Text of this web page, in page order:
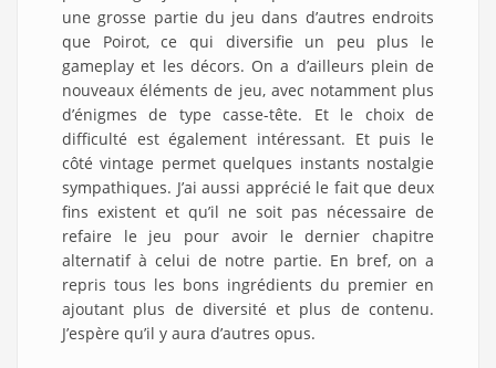
une grosse partie du jeu dans d’autres endroits
que Poirot, ce qui diversifie un peu plus le
gameplay et les décors. On a d’ailleurs plein de
nouveaux éléments de jeu, avec notamment plus
d’énigmes de type casse-tête. Et le choix de
difficulté est également intéressant. Et puis le
côté vintage permet quelques instants nostalgie
sympathiques. J’ai aussi apprécié le fait que deux
fins existent et qu’il ne soit pas nécessaire de
refaire le jeu pour avoir le dernier chapitre
alternatif à celui de notre partie. En bref, on a
repris tous les bons ingrédients du premier en
ajoutant plus de diversité et plus de contenu.
J’espère qu’il y aura d’autres opus.